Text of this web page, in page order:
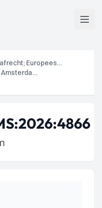
Strafrecht; Europees strafrecht
Rechtbank Amsterdam